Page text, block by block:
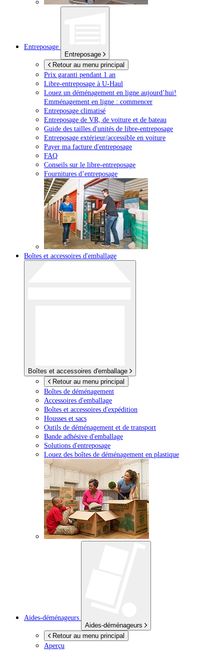
Entreposage
Entreposage
Retour au menu principal
Prix garanti pendant 1 an
Libre-entreposage à U-Haul
Louez un déménagement en ligne aujourd’hui!
Emménagement en ligne : commencer
Entreposage climatisé
Entreposage de VR, de voiture et de bateau
Guide des tailles d'unités de libre-entreposage
Entreposage extérieur/accessible en voiture
Payer ma facture d'entreposage
FAQ
Conseils sur le libre-entreposage
Fournitures d’entreposage
Boîtes et accessoires d'emballage
Boîtes et accessoires d'emballage
Retour au menu principal
Boîtes de déménagement
Accessoires d'emballage
Boîtes et accessoires d'expédition
Housses et sacs
Outils de déménagement et de transport
Bande adhésive d'emballage
Solutions d'entreposage
Louez des boîtes de déménagement en plastique
Aides-déménageurs
Aides-déménageurs
Retour au menu principal
Aperçu